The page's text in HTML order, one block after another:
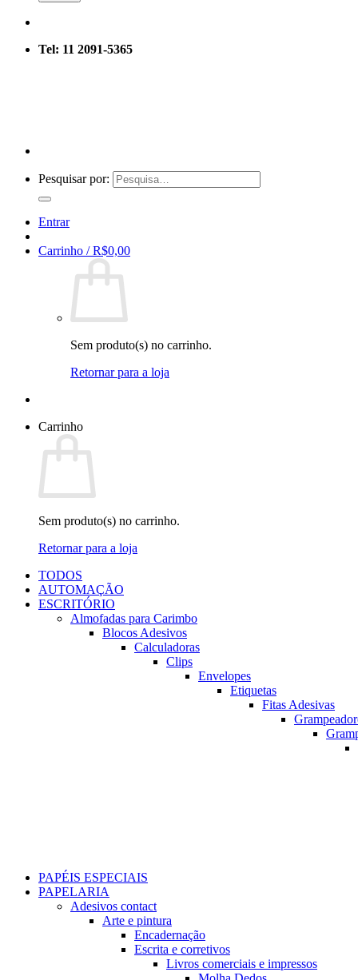
Tel: 11 2091-5365
Pesquisar por:
Entrar
Carrinho /R$0,00
Sem produto(s) no carrinho.
Retornar para a loja
Carrinho
Sem produto(s) no carrinho.
Retornar para a loja
TODOS
AUTOMAÇÃO
ESCRITÓRIO
Almofadas para Carimbo
Blocos Adesivos
Calculadoras
Clips
Envelopes
Etiquetas
Fitas Adesivas
PAPÉIS ESPECIAIS
PAPELARIA
Adesivos contact
Arte e pintura
Encadernação
Escrita e corretivos
Livros comerciais e impressos